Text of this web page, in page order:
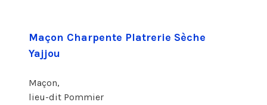
Maçon Charpente Platrerie Sèche
Yajjou
Maçon,
lieu-dit Pommier